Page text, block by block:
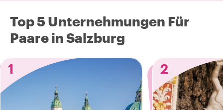
Top 5 Unternehmungen Für
Paare in Salzburg
1
2